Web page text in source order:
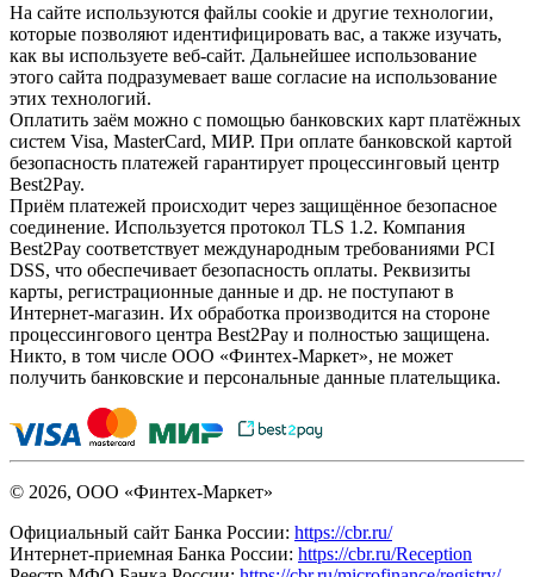
На сайте используются файлы cookie и другие технологии,
которые позволяют идентифицировать вас, а также изучать,
как вы используете веб-сайт. Дальнейшее использование
этого сайта подразумевает ваше согласие на использование
этих технологий.
Оплатить заём можно с помощью банковских карт платёжных
систем Visa, MasterCard, МИР. При оплате банковской картой
безопасность платежей гарантирует процессинговый центр
Best2Pay.
Приём платежей происходит через защищённое безопасное
соединение. Используется протокол TLS 1.2. Компания
Best2Pay соответствует международным требованиями PCI
DSS, что обеспечивает безопасность оплаты. Реквизиты
карты, регистрационные данные и др. не поступают в
Интернет-магазин. Их обработка производится на стороне
процессингового центра Best2Pay и полностью защищена.
Никто, в том числе ООО «Финтех-Маркет», не может
получить банковские и персональные данные плательщика.
© 2026, ООО «Финтех-Маркет»
Официальный сайт Банка России: https://cbr.ru/
Интернет-приемная Банка России: https://cbr.ru/Reception